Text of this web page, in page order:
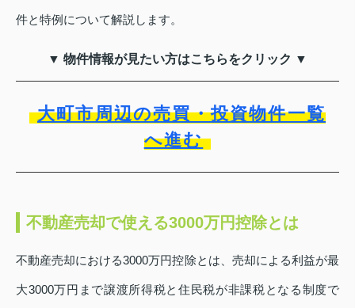
件と特例について解説します。
▼ 物件情報が見たい方はこちらをクリック ▼
大町市周辺の売買・投資物件一覧
へ進む
不動産売却で使える3000万円控除とは
不動産売却における3000万円控除とは、売却による利益が最
大3000万円まで譲渡所得税と住民税が非課税となる制度で